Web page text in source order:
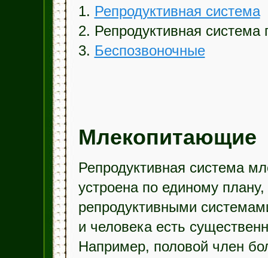
1. Репродуктивная система
2. Репродуктивная
3. Беспозвоночные
Млекопитающие
Репродуктивная система
устроена по единому
репродуктивными
и человека есть
Например, половой член